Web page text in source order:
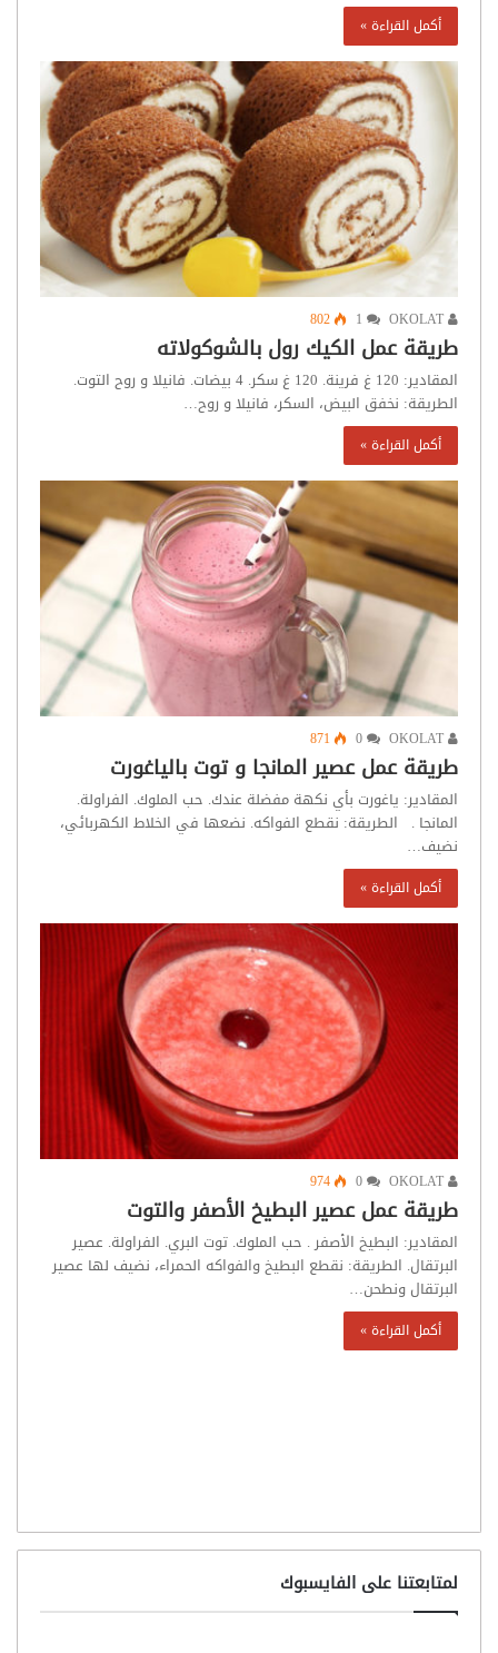
أكمل القراءة »
802
طريقة عمل الكيك رول بالشوكولاته
المقادير: 120 غ فرينة. 120 غ سكر. 4 بيضات. فانيلا و روح التوت.
الطريقة: نخفق البيض، السكر، فانيلا و روح…
أكمل القراءة »
871
طريقة عمل عصير المانجا و توت بالياغورت
المقادير: ياغورت بأي نكهة مفضلة عندك. حب الملوك. الفراولة.
المانجا . الطريقة: نقطع الفواكه. نضعها في الخلاط الكهربائي،
نضيف…
أكمل القراءة »
974
طريقة عمل عصير البطيخ الأصفر والتوت
المقادير: البطيخ الأصفر . حب الملوك. توت البري. الفراولة. عصير
البرتقال. الطريقة: نقطع البطيخ والفواكه الحمراء، نضيف لها عصير
البرتقال ونطحن…
أكمل القراءة »
لمتابعتنا على الفايسبوك